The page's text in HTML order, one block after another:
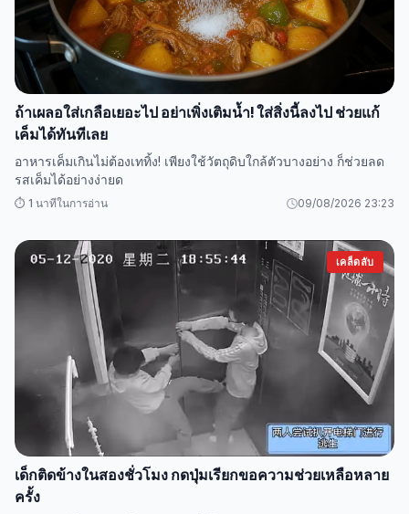
ถ้าเผลอใส่เกลือเยอะไป อย่าเพิ่งเติมน้ำ! ใส่สิ่งนี้ลงไป ช่วยแก้
เค็มได้ทันทีเลย
อาหารเค็มเกินไม่ต้องเททิ้ง! เพียงใช้วัตถุดิบใกล้ตัวบางอย่าง ก็ช่วยลด
รสเค็มได้อย่างง่ายด
⏱️ 1 นาทีในการอ่าน 09/08/2026 23:23
เคล็ดลับ
เด็กติดข้างในสองชั่วโมง กดปุ่มเรียกขอความช่วยเหลือหลาย
ครั้ง